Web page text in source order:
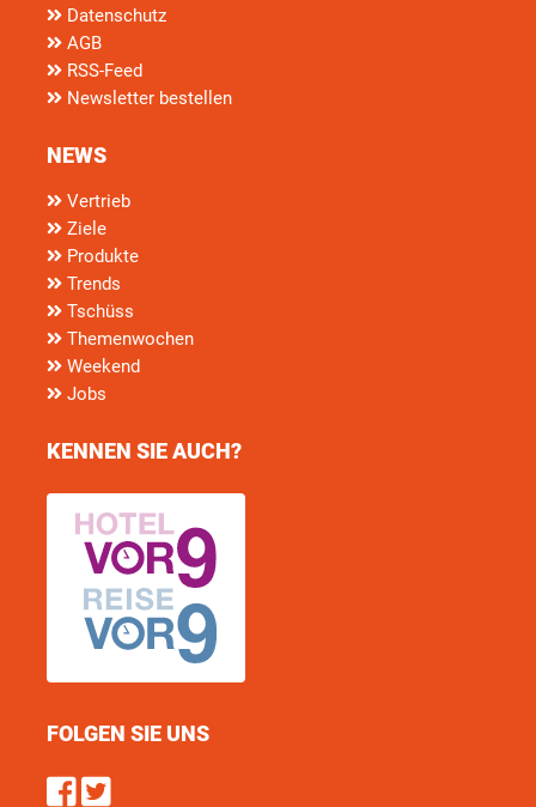
Datenschutz
AGB
RSS-Feed
Newsletter bestellen
NEWS
Vertrieb
Ziele
Produkte
Trends
Tschüss
Themenwochen
Weekend
Jobs
KENNEN SIE AUCH?
FOLGEN SIE UNS
Find us on Facebook
Follow us on Twitter